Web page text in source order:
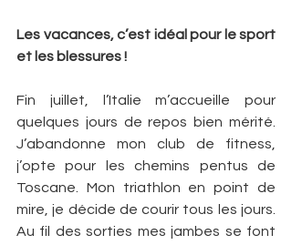
Les vacances, c’est idéal pour le sport
et les blessures !
Fin juillet, l’Italie m’accueille pour
quelques jours de repos bien mérité.
J’abandonne mon club de fitness,
j’opte pour les chemins pentus de
Toscane. Mon triathlon en point de
mire, je décide de courir tous les jours.
Au fil des sorties mes jambes se font